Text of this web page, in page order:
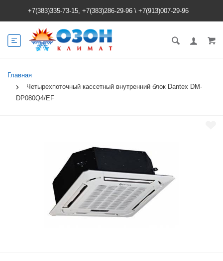
+7(383)335-73-15, +7(383)286-29-96 \ +7(913)007-29-96
Главная
Четырехпоточный кассетный внутренний блок Dantex DM-
DP080Q4/EF